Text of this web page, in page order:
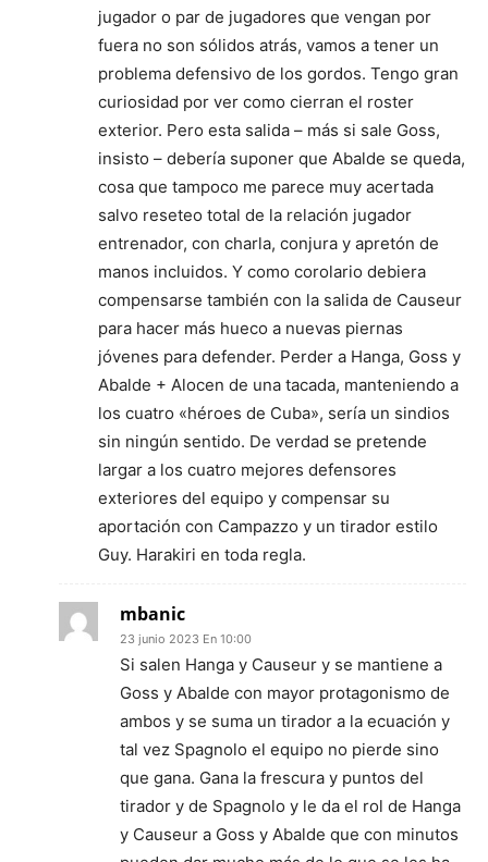
jugador o par de jugadores que vengan por
fuera no son sólidos atrás, vamos a tener un
problema defensivo de los gordos. Tengo gran
curiosidad por ver como cierran el roster
exterior. Pero esta salida – más si sale Goss,
insisto – debería suponer que Abalde se queda,
cosa que tampoco me parece muy acertada
salvo reseteo total de la relación jugador
entrenador, con charla, conjura y apretón de
manos incluidos. Y como corolario debiera
compensarse también con la salida de Causeur
para hacer más hueco a nuevas piernas
jóvenes para defender. Perder a Hanga, Goss y
Abalde + Alocen de una tacada, manteniendo a
los cuatro «héroes de Cuba», sería un sindios
sin ningún sentido. De verdad se pretende
largar a los cuatro mejores defensores
exteriores del equipo y compensar su
aportación con Campazzo y un tirador estilo
Guy. Harakiri en toda regla.
mbanic
23 junio 2023 En 10:00
Si salen Hanga y Causeur y se mantiene a
Goss y Abalde con mayor protagonismo de
ambos y se suma un tirador a la ecuación y
tal vez Spagnolo el equipo no pierde sino
que gana. Gana la frescura y puntos del
tirador y de Spagnolo y le da el rol de Hanga
y Causeur a Goss y Abalde que con minutos